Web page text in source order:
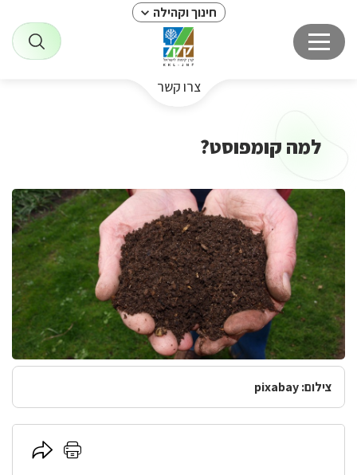
חינוך וקהילה
צרו קשר
למה קומפוסט?
צילום: pixabay
לחץ
לחץ